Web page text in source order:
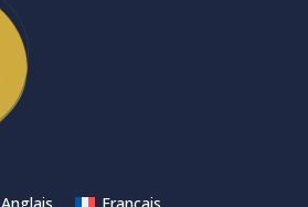
Anglais Français